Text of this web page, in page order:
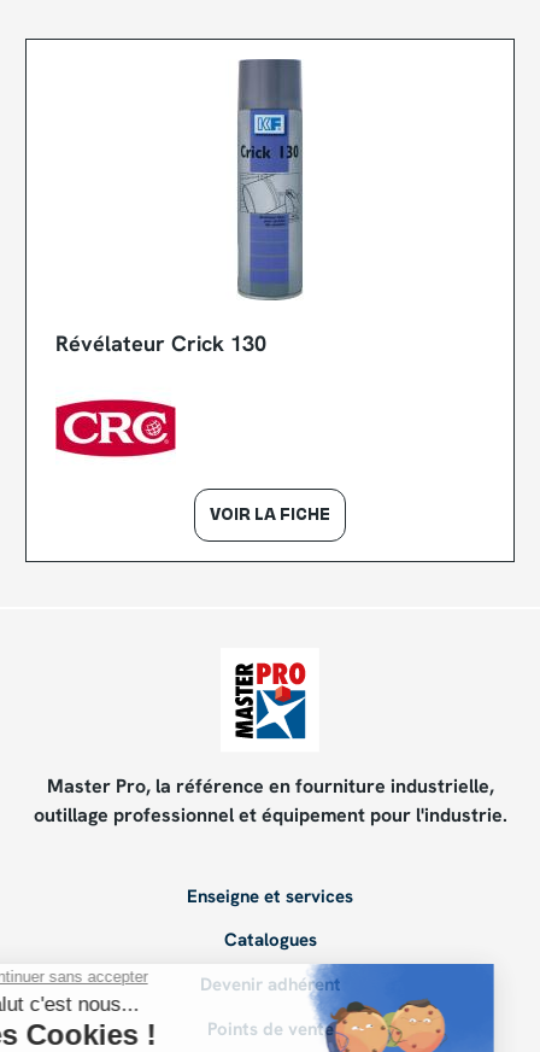
Révélateur Crick 130
VOIR LA FICHE
Master Pro, la référence en fourniture industrielle,
outillage professionnel et équipement pour l'industrie.
Enseigne et services
Catalogues
Devenir adhérent
Points de vente